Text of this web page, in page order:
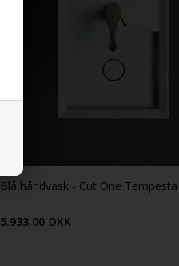
Blå håndvask - Cut One Tempesta
5.933,00 DKK